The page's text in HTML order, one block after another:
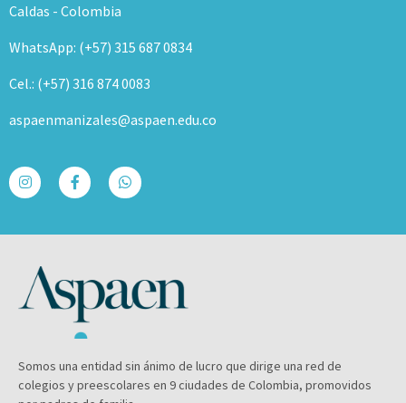
Caldas - Colombia
WhatsApp: (+57) 315 687 0834
Cel.: (+57) 316 874 0083
aspaenmanizales@aspaen.edu.co
Somos una entidad sin ánimo de lucro que dirige una red de
colegios y preescolares en 9 ciudades de Colombia, promovidos